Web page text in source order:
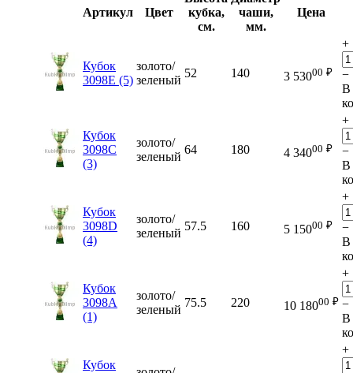
Артикул Цвет
кубка,
см.
чаши,
мм.
Цена
Кубок
3098E (5)
золото/
зеленый
52 140 3 53000 ₽
+
−
В
Кубок
3098C
(3)
золото/
зеленый
64 180 4 34000 ₽
+
−
В
Кубок
3098D
(4)
золото/
зеленый
57.5 160 5 15000 ₽
+
−
В
Кубок
3098A
(1)
золото/
зеленый
75.5 220 10 18000 ₽
+
−
В
Кубок
+